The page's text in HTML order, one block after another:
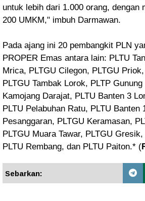
untuk lebih dari 1.000 orang, dengan
200 UMKM," imbuh Darmawan.
Pada ajang ini 20 pembangkit PLN
PROPER Emas antara lain: PLTU
Mrica, PLTGU Cilegon, PLTGU
PLTGU Tambak Lorok, PLTP
Kamojang Darajat, PLTU Banten 3
PLTU Pelabuhan Ratu, PLTU Banten
Pesanggaran, PLTGU Keramasan,
PLTGU Muara Tawar, PLTGU
PLTU Rembang, dan PLTU Paiton.* (
Sebarkan: